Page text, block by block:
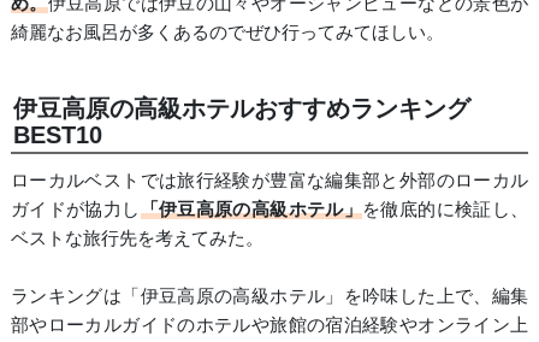
綺麗なお風呂が多くあるのでぜひ行ってみてほしい。
伊豆高原の高級ホテルおすすめランキング
BEST10
ローカルベストでは旅行経験が豊富な編集部と外部のローカル
ガイドが協力し「伊豆高原の高級ホテル」を徹底的に検証し、
ベストな旅行先を考えてみた。
ランキングは「伊豆高原の高級ホテル」を吟味した上で、編集
部やローカルガイドのホテルや旅館の宿泊経験やオンライン上